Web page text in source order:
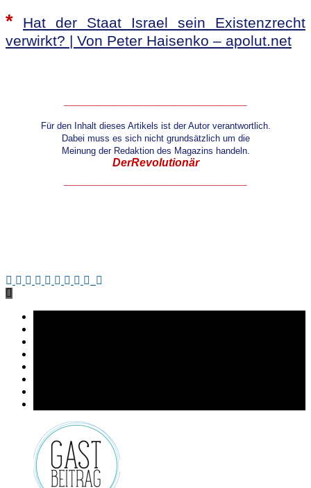
*
Hat der Staat Israel sein Existenzrecht
verwirkt? | Von Peter Haisenko – apolut.net
Für den Inhalt dieses Artikels ist der Autor verantwortlich.
Dabei muss es sich nicht grundsätzlich um die
Meinung der Redaktion des Magazins handeln.
DerRevolutionär